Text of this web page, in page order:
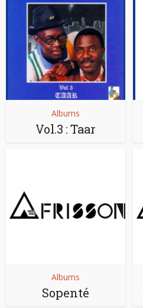
Albums
Vol.3 : Taar
Albums
Sopenté